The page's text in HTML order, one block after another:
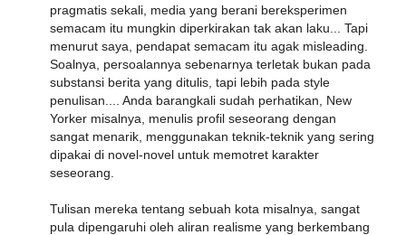
pragmatis sekali, media yang berani bereksperimen
semacam itu mungkin diperkirakan tak akan laku... Tapi
menurut saya, pendapat semacam itu agak misleading.
Soalnya, persoalannya sebenarnya terletak bukan pada
substansi berita yang ditulis, tapi lebih pada style
penulisan.... Anda barangkali sudah perhatikan, New
Yorker misalnya, menulis profil seseorang dengan
sangat menarik, menggunakan teknik-teknik yang sering
dipakai di novel-novel untuk memotret karakter
seseorang.
Tulisan mereka tentang sebuah kota misalnya, sangat
pula dipengaruhi oleh aliran realisme yang berkembang